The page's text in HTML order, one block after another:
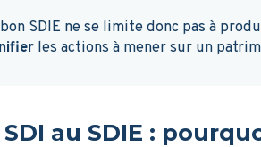
SDIE ne se limite donc pas à
les actions à mener sur un
SDI au SDIE :